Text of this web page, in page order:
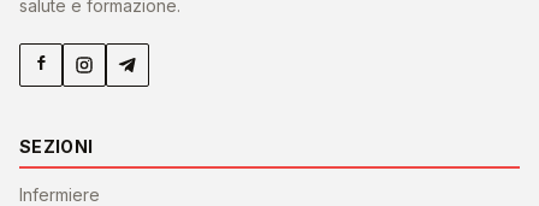
salute e formazione.
SEZIONI
Infermiere